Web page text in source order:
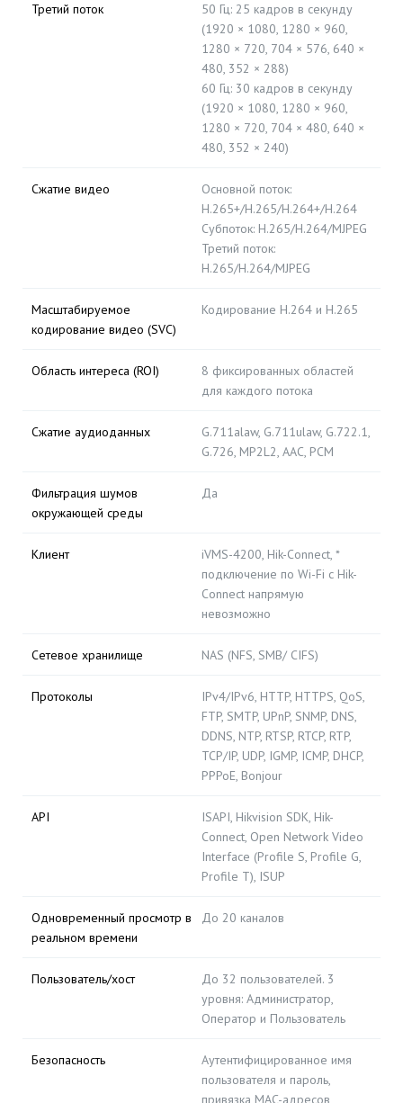
Третий поток
50 Гц: 25 кадров в секунду
(1920 × 1080, 1280 × 960,
1280 × 720, 704 × 576, 640 ×
480, 352 × 288)
60 Гц: 30 кадров в секунду
(1920 × 1080, 1280 × 960,
1280 × 720, 704 × 480, 640 ×
480, 352 × 240)
Сжатие видео
Основной поток:
H.265+/H.265/H.264+/H.264
Субпоток: H.265/H.264/MJPEG
Третий поток:
H.265/H.264/MJPEG
Масштабируемое
кодирование видео (SVC)
Кодирование H.264 и H.265
Область интереса (ROI)
8 фиксированных областей
для каждого потока
Сжатие аудиоданных
G.711alaw, G.711ulaw, G.722.1,
G.726, MP2L2, AAC, PCM
Фильтрация шумов
окружающей среды
Да
Клиент
iVMS-4200, Hik-Connect, *
подключение по Wi-Fi с Hik-
Connect напрямую
невозможно
Сетевое хранилище NAS (NFS, SMB/ CIFS)
Протоколы
IPv4/IPv6, HTTP, HTTPS, QoS,
FTP, SMTP, UPnP, SNMP, DNS,
DDNS, NTP, RTSP, RTCP, RTP,
TCP/IP, UDP, IGMP, ICMP, DHCP,
PPPoE, Bonjour
API
ISAPI, Hikvision SDK, Hik-
Connect, Open Network Video
Interface (Profile S, Profile G,
Profile T), ISUP
Одновременный просмотр в
реальном времени
До 20 каналов
Пользователь/хост
До 32 пользователей. 3
уровня: Администратор,
Оператор и Пользователь
Безопасность
Аутентифицированное имя
пользователя и пароль,
привязка MAC-адресов,